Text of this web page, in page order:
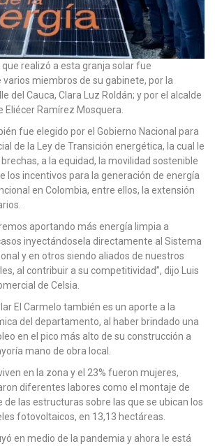
realizó a esta granja solar fue
miembros de su gabinete, por la
del Cauca, Clara Luz Roldán; y por el alcalde
Eliécer Ramírez Mosquera.
fue elegido por el Gobierno Nacional para
de la Ley de Transición energética, la cual le
a la equidad, la movilidad sostenible
los incentivos para la generación de energía
en Colombia, entre ellos, la extensión
aportando más energía limpia a
inyectándosela directamente al Sistema
y en otros siendo aliados de nuestros
al contribuir a su competitividad”, dijo Luis
de Celsia.
El Carmelo también es un aporte a la
del departamento, al haber brindado una
en el pico más alto de su construcción a
mano de obra local.
en la zona y el 23% fueron mujeres,
diferentes labores como el montaje de
de las estructuras sobre las que se ubican los
fotovoltaicos, en 13,13 hectáreas.
en medio de la pandemia y ahora le está